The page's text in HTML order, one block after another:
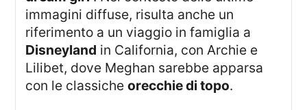
immagini diffuse, risulta anche un
riferimento a un viaggio in famiglia a
Disneyland in California, con Archie e
Lilibet, dove Meghan sarebbe apparsa
con le classicheorecchie di topo.